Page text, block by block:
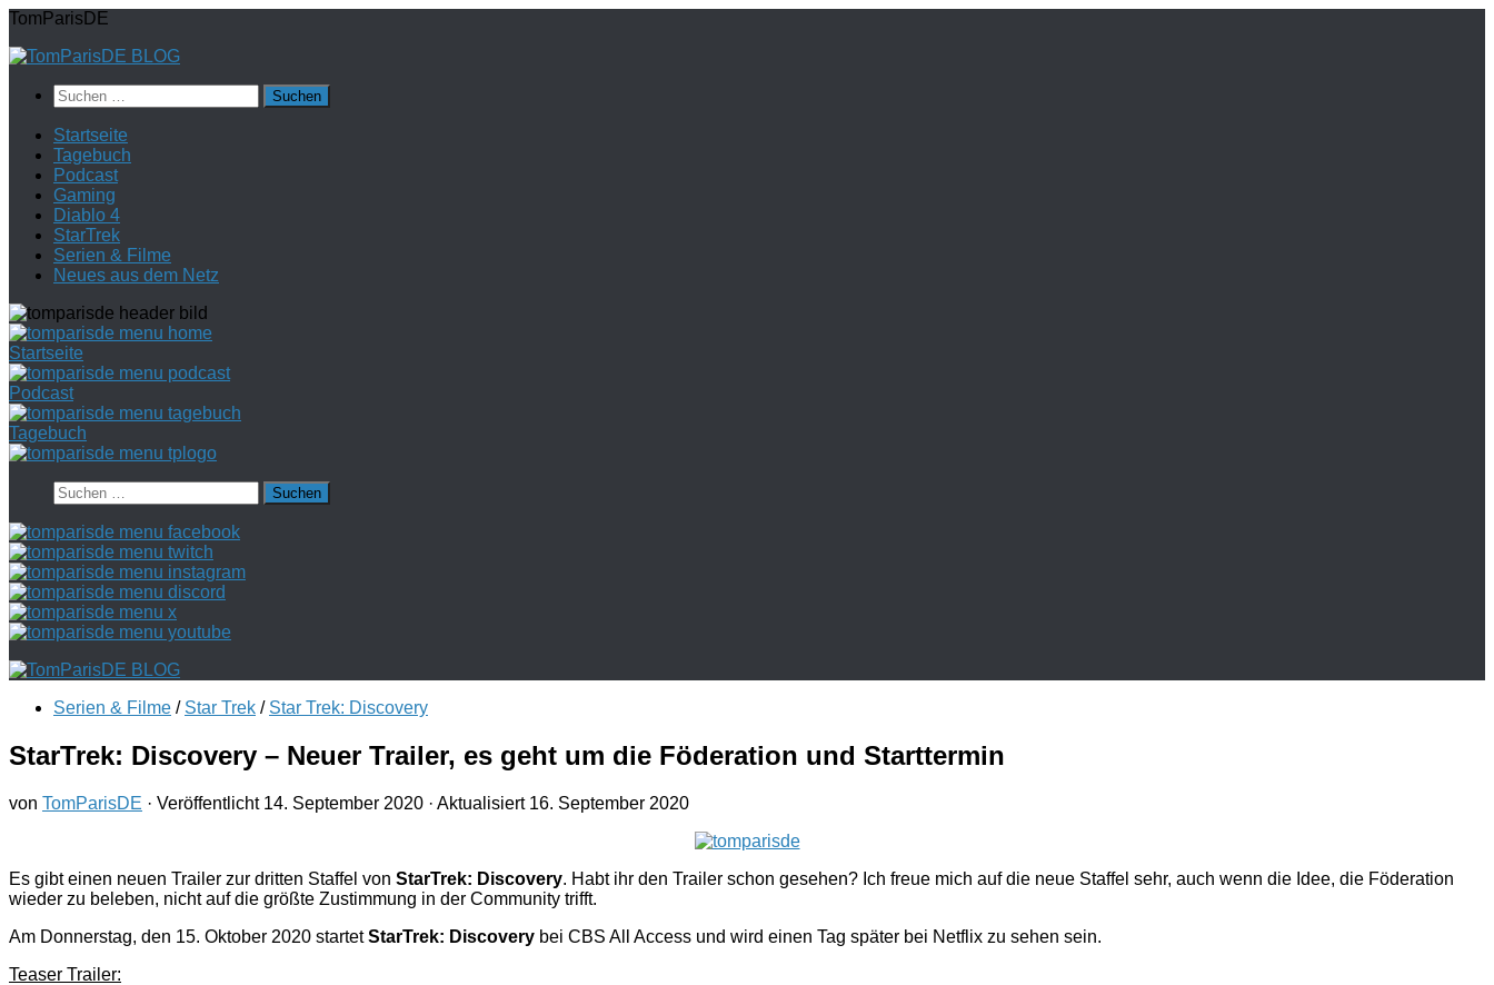
Zum
springen
TomParisDE
Suchen
nach:
Startseite
Tagebuch
Podcast
Gaming
Diablo 4
StarTrek
Serien & Filme
Neues aus dem Netz
Startseite
Podcast
Tagebuch
Suchen
nach:
Serien & Filme / Star Trek / Star Trek: Discovery
StarTrek: Discovery – Neuer Trailer, es geht um die Föderation und Starttermin
von TomParisDE · Veröffentlicht 14. September 2020 · Aktualisiert 16. September 2020
Es gibt einen neuen Trailer zur dritten Staffel von StarTrek: Discovery. Habt ihr den Trailer schon gesehen? Ich freue mich auf die neue Staffel sehr, auch wenn die Idee, die Föderation
wieder zu beleben, nicht auf die größte Zustimmung in der Community trifft.
Am Donnerstag, den 15. Oktober 2020 startetStarTrek: Discovery bei CBS All Access und wird einen Tag später bei Netflix zu sehen sein.
Teaser Trailer: